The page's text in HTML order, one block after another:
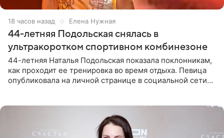
18 часов назад Елена Нужная
44-летняя Подольская снялась в
ультракоротком спортивном комбинезоне
44-летняя Наталья Подольская показала поклонникам,
как проходит ее тренировка во время отдыха. Певица
опубликовала на личной странице в социальной сети